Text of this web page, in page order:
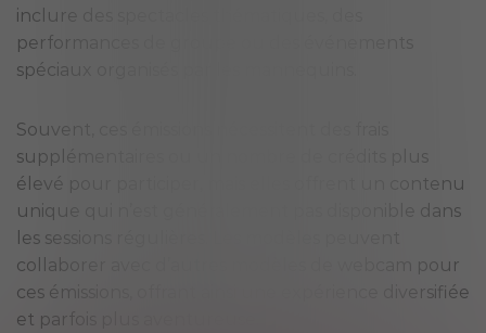
inclure des spectacles thématiques, des
performances de groupe ou des événements
spéciaux organisés par les mannequins.
Souvent, ces émissions nécessitent des frais
supplémentaires ou un nombre de crédits plus
élevé pour participer, mais elles offrent un contenu
unique qui n’est généralement pas disponible dans
les sessions régulières. Les modèles peuvent
collaborer avec d’autres modèles de webcam pour
ces émissions, offrant ainsi une expérience diversifiée
et parfois plus aventureuse.